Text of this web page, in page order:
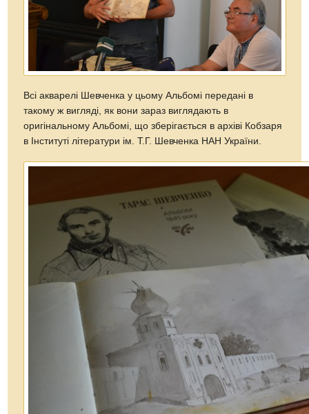
Всі акварелі Шевченка у цьому Альбомі передані в
такому ж вигляді, як вони зараз виглядають в
оригінальному Альбомі, що зберігається в архіві Кобзаря
в Інституті літератури ім. Т.Г. Шевченка НАН України.